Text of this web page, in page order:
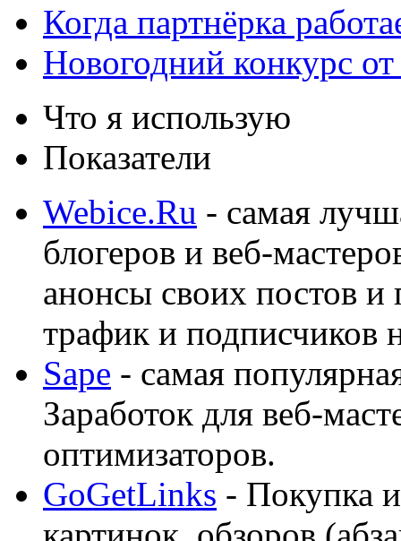
Когда партнёрка
Новогодний конкурс
Что я использую
Показатели
Webice.Ru - самая
блогеров и веб-
анонсы своих постов
трафик и подписчиков
Sape - самая
Заработок для веб-
оптимизаторов.
GoGetLinks - Покупка